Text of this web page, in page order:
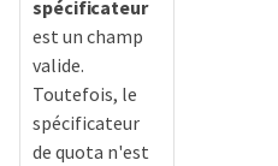
spécificateur
est un champ
valide.
Toutefois, le
spécificateur
de quota n'est